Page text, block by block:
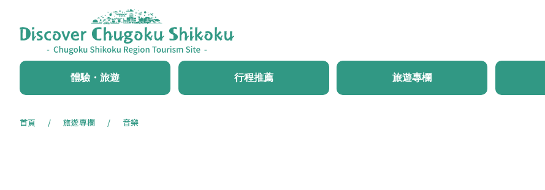
體驗・旅遊 行程推薦 旅遊專欄
首頁 旅遊專欄 音樂